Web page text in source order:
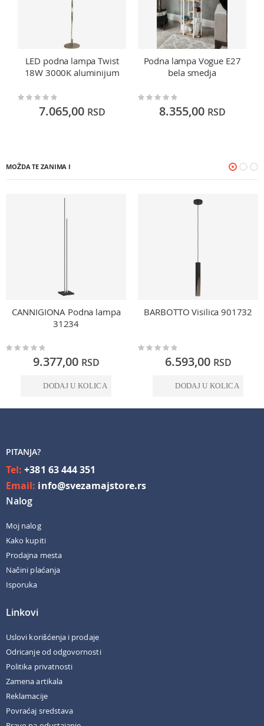
LED podna lampa Twist
18W 3000K aluminijum
Rating:
7.065,00 RSD
Podna lampa Vogue E27
bela smedja
Rating:
8.355,00 RSD
MOŽDA TE ZANIMA I
CANNIGIONA Podna lampa
31234
Rating:
9.377,00 RSD
DODAJ U KOLICA
BARBOTTO Visilica 901732
Rating:
6.593,00 RSD
DODAJ U KOLICA
PITANJA?
Tel:+381 63 444 351
Email: info@svezamajstore.rs
Nalog
Moj nalog
Kako kupiti
Prodajna mesta
Načini plaćanja
Isporuka
Linkovi
Uslovi korišćenja i prodaje
Odricanje od odgovornosti
Politika privatnosti
Zamena artikala
Reklamacije
Povraćaj sredstava